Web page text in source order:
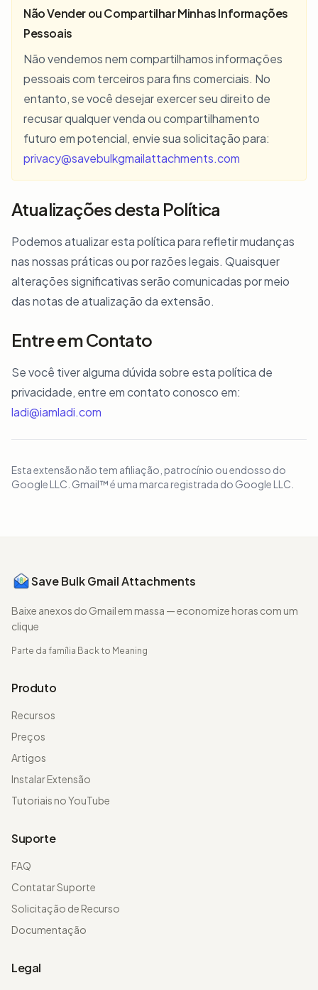
Não Vender ou Compartilhar Minhas Informações
Pessoais
Não vendemos nem compartilhamos informações
pessoais com terceiros para fins comerciais. No
entanto, se você desejar exercer seu direito de
recusar qualquer venda ou compartilhamento
futuro em potencial, envie sua solicitação para:
privacy@savebulkgmailattachments.com
Atualizações desta Política
Podemos atualizar esta política para refletir mudanças
nas nossas práticas ou por razões legais. Quaisquer
alterações significativas serão comunicadas por meio
das notas de atualização da extensão.
Entre em Contato
Se você tiver alguma dúvida sobre esta política de
privacidade, entre em contato conosco em:
ladi@iamladi.com
Esta extensão não tem afiliação, patrocínio ou endosso do
Google LLC. Gmail™ é uma marca registrada do Google LLC.
Save Bulk Gmail Attachments
Baixe anexos do Gmail em massa — economize horas com um
clique
Parte da família Back to Meaning
Produto
Recursos
Preços
Artigos
Instalar Extensão
Tutoriais no YouTube
Suporte
FAQ
Contatar Suporte
Solicitação de Recurso
Documentação
Legal